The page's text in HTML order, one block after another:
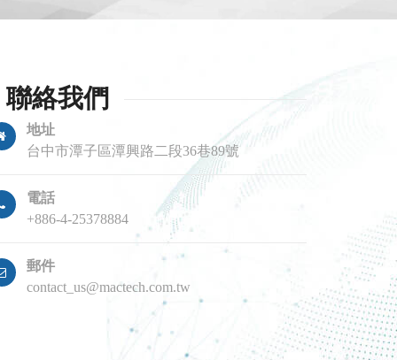
聯絡我們
地址
台中市潭子區潭興路二段36巷89號
電話
+886-4-25378884
郵件
contact_us@mactech.com.tw